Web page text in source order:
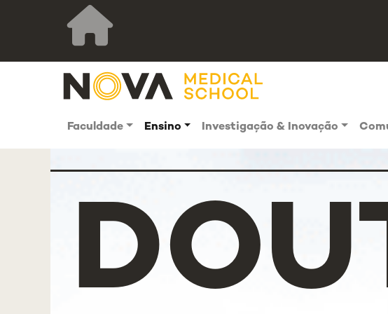
Faculdade Ensino Investigação & Inovação